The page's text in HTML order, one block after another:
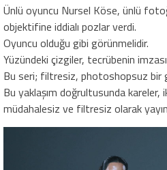
Ünlü oyuncu Nursel Köse, ünlü
objektifine iddialı pozlar verdi.
Oyuncu olduğu gibi görünmelidir.
Yüzündeki çizgiler, tecrübenin
Bu seri; filtresiz, photoshopsuz bir
Bu yaklaşım doğrultusunda kareler,
müdahalesiz ve filtresiz olarak